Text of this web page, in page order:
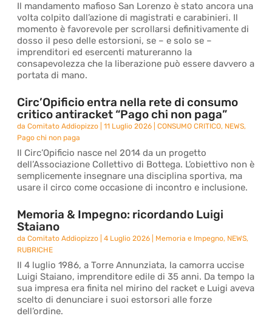
Il mandamento mafioso San Lorenzo è stato ancora una
volta colpito dall’azione di magistrati e carabinieri. Il
momento è favorevole per scrollarsi definitivamente di
dosso il peso delle estorsioni, se – e solo se –
imprenditori ed esercenti matureranno la
consapevolezza che la liberazione può essere davvero a
portata di mano.
Circ’Opificio entra nella rete di consumo
critico antiracket “Pago chi non paga”
daComitato Addiopizzo |11 Luglio 2026 |CONSUMO CRITICO, NEWS,
Pago chi non paga
Il Circ’Opificio nasce nel 2014 da un progetto
dell’Associazione Collettivo di Bottega. L’obiettivo non è
semplicemente insegnare una disciplina sportiva, ma
usare il circo come occasione di incontro e inclusione.
Memoria & Impegno: ricordando Luigi
Staiano
daComitato Addiopizzo |4 Luglio 2026 Memoria e Impegno, NEWS,
RUBRICHE
Il 4 luglio 1986, a Torre Annunziata, la camorra uccise
Luigi Staiano, imprenditore edile di 35 anni. Da tempo la
sua impresa era finita nel mirino del racket e Luigi aveva
scelto di denunciare i suoi estorsori alle forze
dell’ordine.